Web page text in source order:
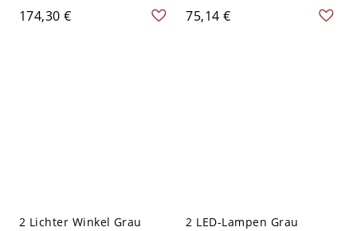
mit Acrylschirm und
runder Form, 110V-120V,
174,30 €
einfacher Stil mit
Plexiglasschirm, LED für
75,14 €
2 Lichter Winkel Grau
2 LED-Lampen Grau